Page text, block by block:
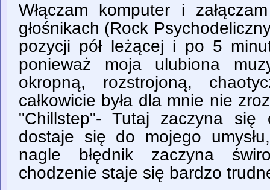
Włączam komputer i
głośnikach (Rock
pozycji pół leżącej i po 5
ponieważ moja ulubiona
okropną, rozstrojoną,
całkowicie była dla mnie nie
"Chillstep"- Tutaj zaczyna się
dostaje się do mojego
nagle błędnik zaczyna
chodzenie staje się bardzo